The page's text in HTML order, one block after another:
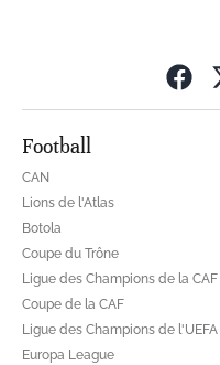
Football
CAN
Lions de l'Atlas
Botola
Coupe du Trône
Ligue des Champions de la CAF
Coupe de la CAF
Ligue des Champions de l'UEFA
Europa League